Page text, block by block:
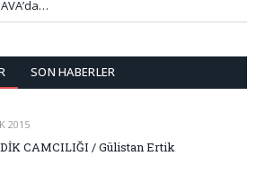
SON HABERLER
2015
CAMCILIĞI / Gülistan Ertik